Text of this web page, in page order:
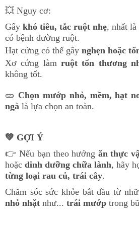
💥 Nguy cơ:
Gây khó tiêu, tắc ruột nhẹ, nhất
có bệnh đường ruột.
Hạt cứng có thể gây nghẹn hoặc
Xơ cứng làmruột tổn thương
không tốt.
🥒 Chọn mướp nhỏ, mềm, hạt
ngà là lựa chọn an toàn.
💚 GỢI Ý
👉 Nếu bạn theo hướng ăn thực
hoặc dinh dưỡng chữa lành, hãy
từng loại rau củ, trái cây.
Chăm sóc sức khỏe bắt đầu từ
nhỏ nhặt như... trái mướp trong